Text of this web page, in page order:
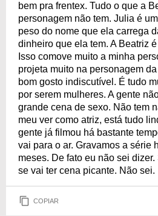
bem pra frentex. Tudo o que a
personagem não tem. Julia é
peso do nome que ela carrega
dinheiro que ela tem. A Beatriz
Isso comove muito a minha
projeta muito na personagem
bom gosto indiscutível. É tudo
por serem mulheres. A gente
grande cena de sexo. Não tem
meu ver como atriz, está tudo
gente já filmou há bastante
vai para o ar. Gravamos a série
meses. De fato eu não sei
se vai ter cena picante. Não sei.
COPIAR